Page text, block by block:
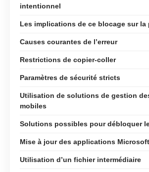
intentionnel
Les implications de ce blocage sur
Causes courantes de l’erreur
Restrictions de copier-coller
Paramètres de sécurité stricts
Utilisation de solutions de gestion
mobiles
Solutions possibles pour débloquer
Mise à jour des applications Microsoft
Utilisation d’un fichier intermédiaire